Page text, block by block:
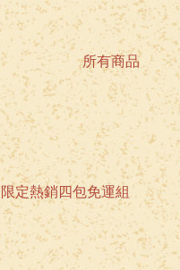
所有商品
限定熱銷四包免運組